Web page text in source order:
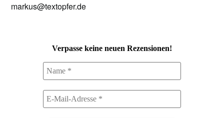
markus@textopfer.de
Verpasse keine neuen Rezensionen!